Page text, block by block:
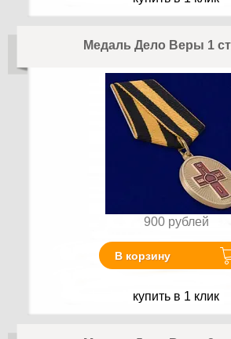
Медаль Дело Веры 1
900 рублей
В корзину
купить в 1 клик